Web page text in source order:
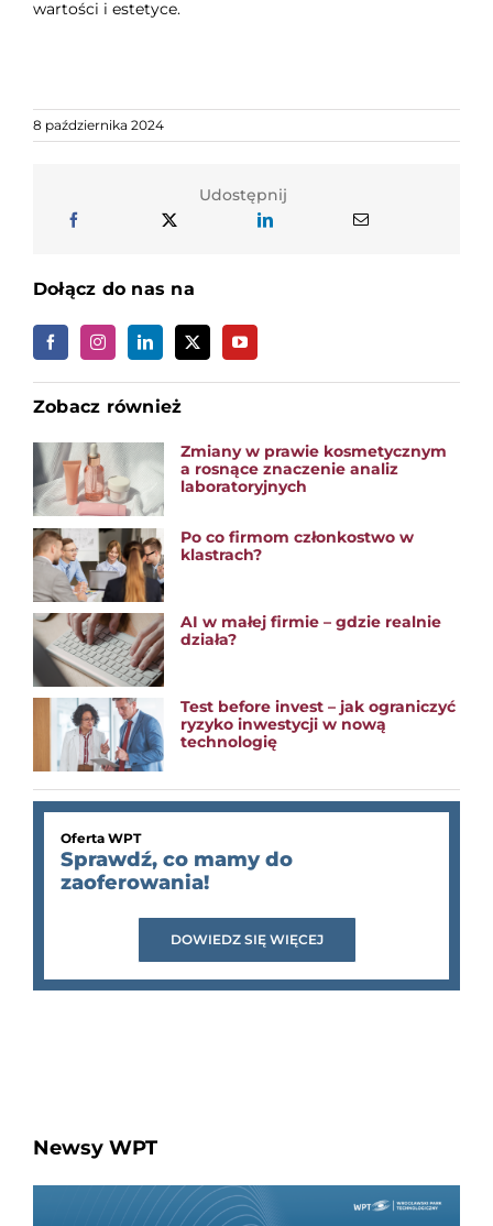
wartości i estetyce.
8 października 2024
Udostępnij
Dołącz do nas na
Zobacz również
Zmiany w prawie kosmetycznym
a rosnące znaczenie analiz
laboratoryjnych
Po co firmom członkostwo w
klastrach?
AI w małej firmie – gdzie realnie
działa?
Test before invest – jak ograniczyć
ryzyko inwestycji w nową
technologię
Oferta WPT
Sprawdź, co mamy do
zaoferowania!
DOWIEDZ SIĘ WIĘCEJ
Newsy WPT